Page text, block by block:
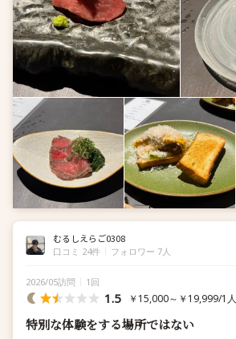
むるしえらご0308
口コミ 24件 フォロワー 7人
2026/05訪問 1回
1.5 ￥15,000～￥19,999/1人
特別な体験をする場所ではない